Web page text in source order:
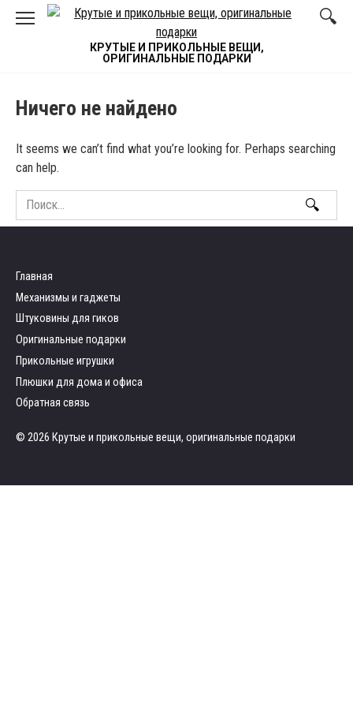
Skip
КРУТЫЕ И ПРИКОЛЬНЫЕ ВЕЩИ,
ОРИГИНАЛЬНЫЕ ПОДАРКИ
Ничего не найдено
It seems we can’t find what you’re looking for. Perhaps searching
can help.
Search
for:
Главная
Механизмы и гаджеты
Штуковины для гиков
Оригинальные подарки
Прикольные игрушки
Плюшки для дома и офиса
Обратная связь
© 2026 Крутые и прикольные вещи, оригинальные подарки